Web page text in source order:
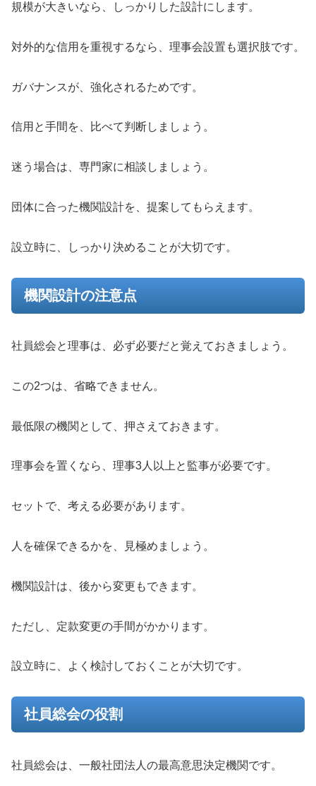
規模が大きいなら、しっかりした設計にします。
対外的な信用を重視するなら、理事会設置も選択肢です。
ガバナンスが、強化されるためです。
信用と手間を、比べて判断しましょう。
迷う場合は、専門家に相談しましょう。
団体に合った機関設計を、提案してもらえます。
設立時に、しっかり決めることが大切です。
機関設計の注意点
社員総会と理事は、必ず必要だと覚えておきましょう。
この2つは、省略できません。
最低限の機関として、押さえておきます。
理事会を置くなら、理事3人以上と監事が必要です。
セットで、考える必要があります。
人を確保できるかを、見極めましょう。
機関設計は、後から変更もできます。
ただし、定款変更の手間がかかります。
設立時に、よく検討しておくことが大切です。
社員総会の役割
社員総会は、一般社団法人の最高意思決定機関です。